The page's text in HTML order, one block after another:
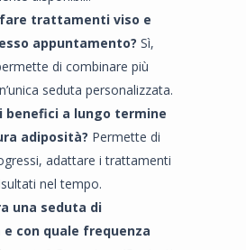
fare trattamenti viso e
appuntamento? Sì,
di combinare più
seduta personalizzata.
benefici a lungo termine
adiposità? Permette di
adattare i trattamenti
nel tempo.
una seduta di
con quale frequenza